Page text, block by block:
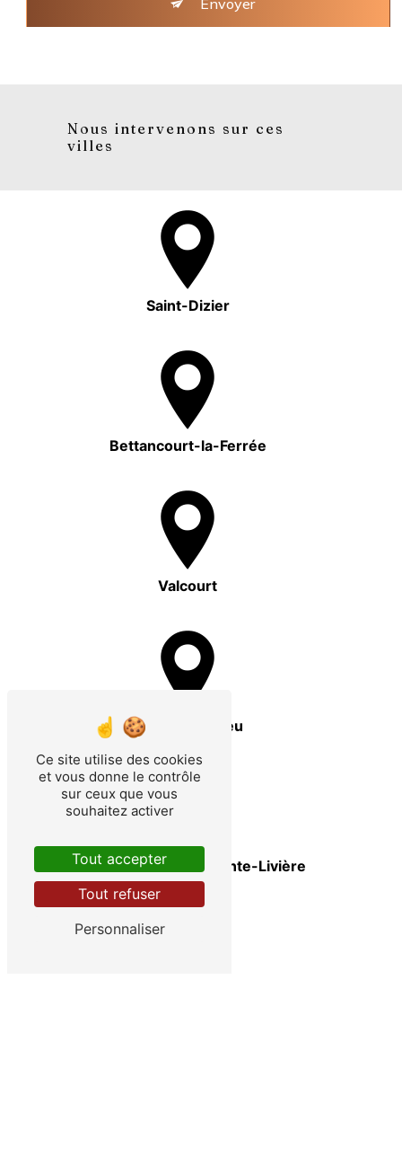
Nous intervenons sur ces
villes
Saint-Dizier
Bettancourt-la-Ferrée
Valcourt
Villiers-en-Lieu
Eclaron-Braucourt-Sainte-Livière
Ce site utilise des cookies
et vous donne le contrôle
sur ceux que vous
souhaitez activer
Tout accepter
Tout refuser
Personnaliser